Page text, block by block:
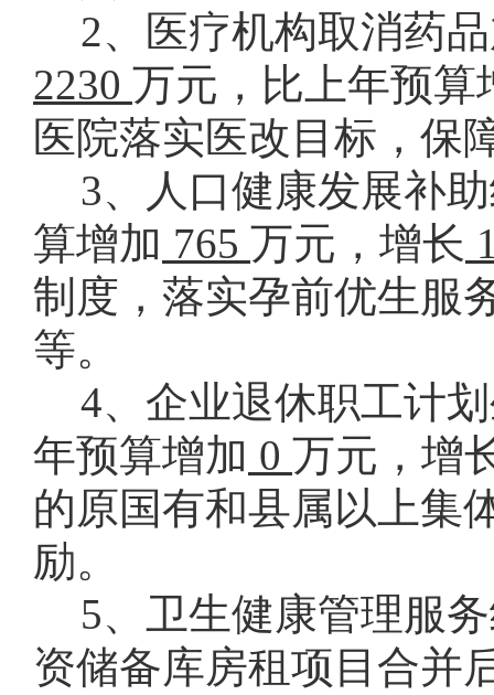
2、医疗机构取消药
2230 万元，比上年预算
医院落实医改目标，保
3、人口健康发展补
算增加 765 万元，增长
制度，落实孕前优生服
等。
4、企业退休职工计
年预算增加 0 万元，增
的原国有和县属以上集
励。
5、卫生健康管理服
资储备库房租项目合并